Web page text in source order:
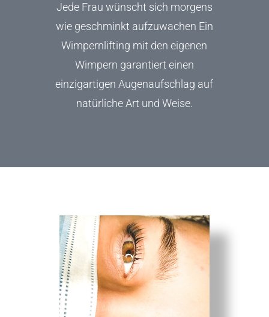
Jede Frau wünscht sich morgens
wie geschminkt aufzuwachen Ein
Wimpernlifting mit den eigenen
Wimpern garantiert einen
einzigartigen Augenaufschlag auf
natürliche Art und Weise.